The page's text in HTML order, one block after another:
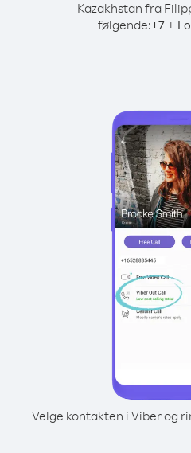
Kazakhstan fra
følgende:+7+
Velge kontakten i Viber og